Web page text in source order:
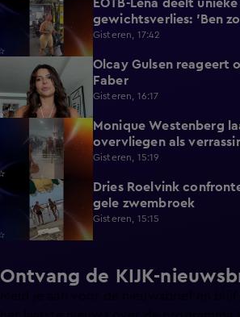
0:13
EOTB-Lena deelt
gewichtsverlies: 'Ben
Gisteren, 17:42
Olcay Gulsen reageert
Faber
Gisteren, 16:17
Monique Westenberg
overvliegen als
Gisteren, 15:19
0:17
Dries Roelvink
gele zwembroek
Gisteren, 15:15
Ontvang de KIJK-
Meld je aan voor de nieuwsbrief en blijf